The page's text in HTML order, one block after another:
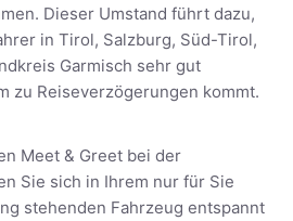
Dieser Umstand führt dazu,
in Tirol, Salzburg, Süd-Tirol,
Garmisch sehr gut
zu Reiseverzögerungen kommt.
Meet & Greet bei der
Sie sich in Ihrem nur für Sie
stehenden Fahrzeug entspannt